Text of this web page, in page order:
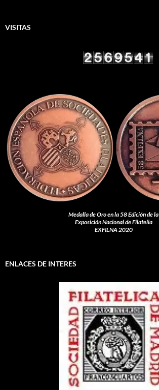
VISITAS
Medalla de Oro en la 58 Edición de la
Exposición Nacional de Filatelia
EXFILNA 2020
ENLACES DE INTERES